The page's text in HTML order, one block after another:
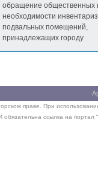
обращение общественных
необходимости
подвальных помещений,
принадлежащих городу
праве. При
обязательна ссылка на